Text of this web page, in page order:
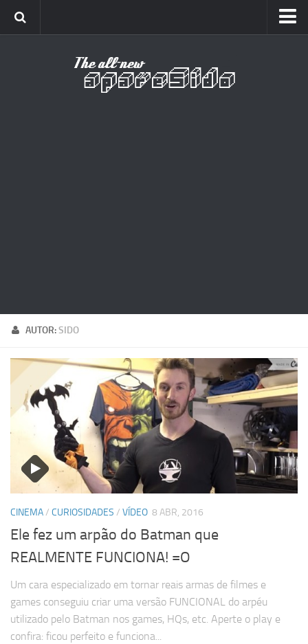
AUTOR:SIDO
CINEMA/ CURIOSIDADES / VÍDEO 8 ABR, 2016
Ele fez um arpão do Batman que
REALMENTE FUNCIONA! =O
Um cara especializado em tornar reais armas de filmes e
games conseguiu criar uma versão FUNCIONAL do arpéu
utilizado pelo Batman nos games, HQs, etc. Aperte o play e
confira: ficou perfeito e funciona...